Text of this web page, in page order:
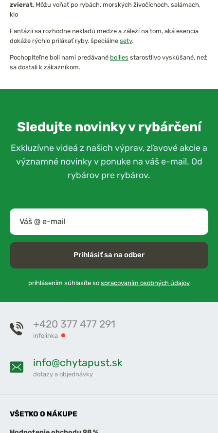
zvierat. Môžu voňať po rybách, morských živočíchoch, salámach,
klo
Fantázii sa rozhodne nekladú medze a záleží na tom, aká esencia
dokáže rýchlo prilákať ryby. špeciálne sety.
Pochopiteľne boli nami predávané boilies starostlivo vyskúšané, než
sa dostali k zákazníkom.
Sledujte novinky v rybárčení
Exkluzívne videá z našich výprav, zľavové akcie a
významné novinky v ponuke na váš e-mail. Od
rybárov pre rybárov.
Prihlásiť sa na odber
prihlásením súhlasíte so spracovaním osobných údajov
+420 377 477 291
infolinka
info@chytapust.sk
dotazy a objednávky
VŠETKO O NÁKUPE